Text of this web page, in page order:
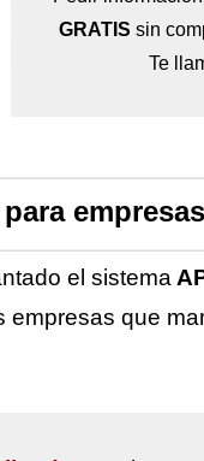
GRATIS sin
Te
el sistema
empresas que